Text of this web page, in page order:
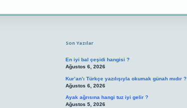
Son Yazılar
En iyi bal çeşidi hangisi ?
Ağustos 6, 2026
Kur’an’ı Türkçe yazılışıyla okumak günah mıdır ?
Ağustos 6, 2026
Ayak ağrısına hangi tuz iyi gelir ?
Ağustos 5, 2026